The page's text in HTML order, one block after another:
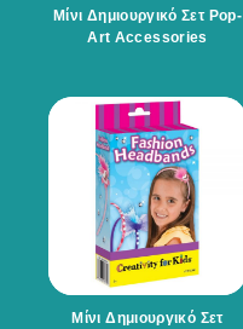
Μίνι Δημιουργικό Σετ Pop-
Art Accessories
Μίνι Δημιουργικό Σετ